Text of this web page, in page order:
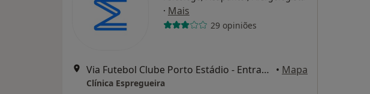
· Mais
29 opiniões
Via Futebol Clube Porto Estádio - Entrada Nascente, piso -3, Porto • Mapa
Clínica Espregueira